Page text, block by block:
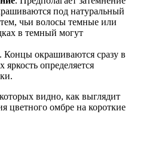
под натуральный
чьи волосы темные или
в темный могут
. Концы окрашиваются сразу в
яркость определяется
видно, как выглядит
цветного омбре на короткие